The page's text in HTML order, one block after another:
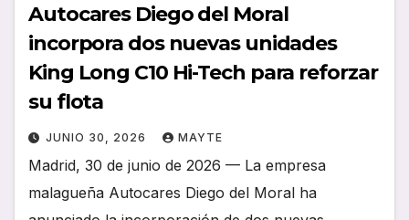
Autocares Diego del Moral
incorpora dos nuevas unidades
King Long C10 Hi-Tech para reforzar
su flota
JUNIO 30, 2026 MAYTE
Madrid, 30 de junio de 2026 — La empresa
malagueña Autocares Diego del Moral ha